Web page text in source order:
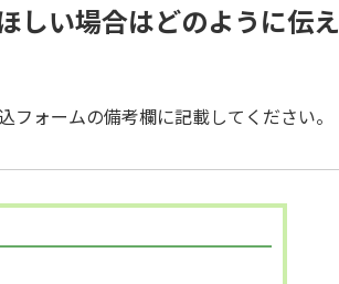
しい場合はどのように伝え
ォームの備考欄に記載してください。